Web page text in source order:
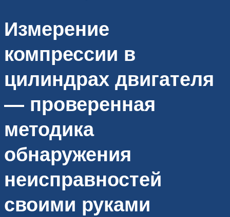
Измерение
компрессии в
цилиндрах двигателя
— проверенная
методика
обнаружения
неисправностей
своими руками